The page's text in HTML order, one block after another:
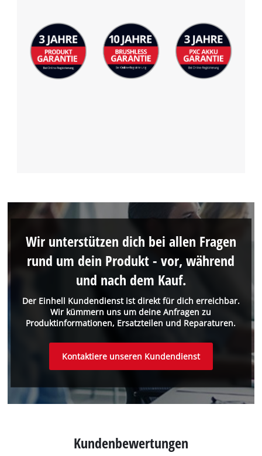
Der Einhell Kundendienst ist direkt für dich erreichbar.
Wir kümmern uns um deine Anfragen zu
Produktinformationen, Ersatzteilen und Reparaturen.
Wir unterstützen dich bei allen Fragen
rund um dein Produkt - vor, während
und nach dem Kauf.
Kontaktiere unseren Kundendienst
Kundenbewertungen